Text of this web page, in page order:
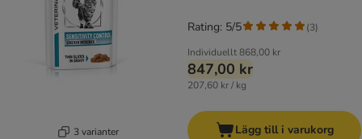
3 varianter
Individuellt868,00 kr
847,00 kr
207,60 kr / kg
Rating: 5/5 (3)
Lägg till i varukorg